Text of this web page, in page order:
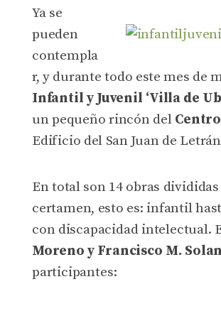
Ya se
pueden
contempla
r, y durante todo este mes de
Infantil y Juvenil ‘Villa de
un pequeño rincón del
Edificio del San Juan de
En total son 14 obras
certamen, esto es: infantil
con discapacidad intelectual.
Moreno y Francisco M.
participantes: